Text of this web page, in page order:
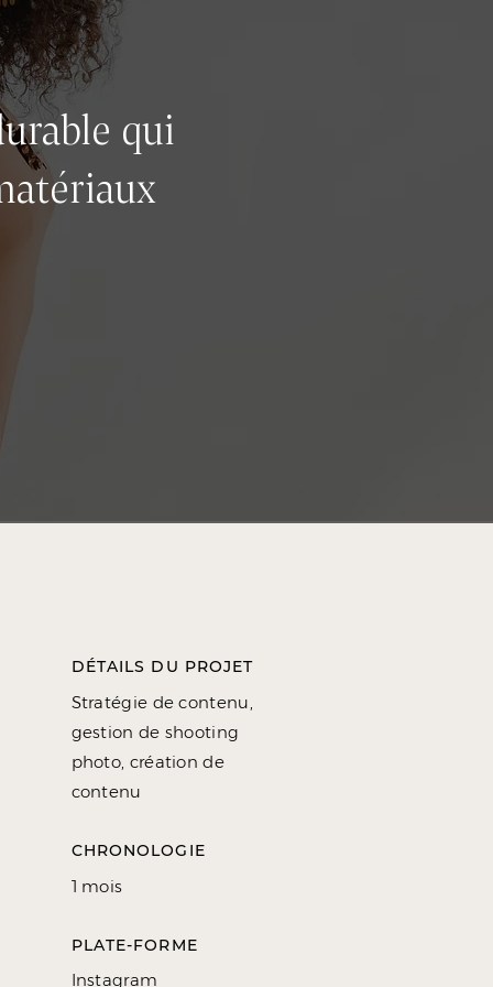
qui
DÉTAILS DU PROJET
Stratégie de contenu,
gestion de shooting
photo, création de
contenu
CHRONOLOGIE
1 mois
PLATE-FORME
Instagram